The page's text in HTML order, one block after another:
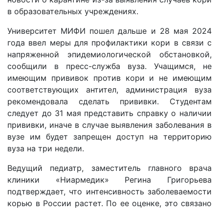
в образовательных учреждениях.
Университет МИФИ пошел дальше и 28 мая 2024
года ввел меры для профилактики кори в связи с
напряженной эпидемиологической обстановкой,
сообщили в пресс-служба вуза. Учащимся, не
имеющим прививок против кори и не имеющим
соответствующих антител, администрация вуза
рекомендовала сделать прививки. Студентам
следует до 31 мая представить справку о наличии
прививки, иначе в случае выявления заболевания в
вузе им будет запрещен доступ на территорию
вуза на три недели.
Ведущий педиатр, заместитель главного врача
клиники «Ниармедик» Регина Григорьева
подтверждает, что интенсивность заболеваемости
корью в России растет. По ее оценке, это связано